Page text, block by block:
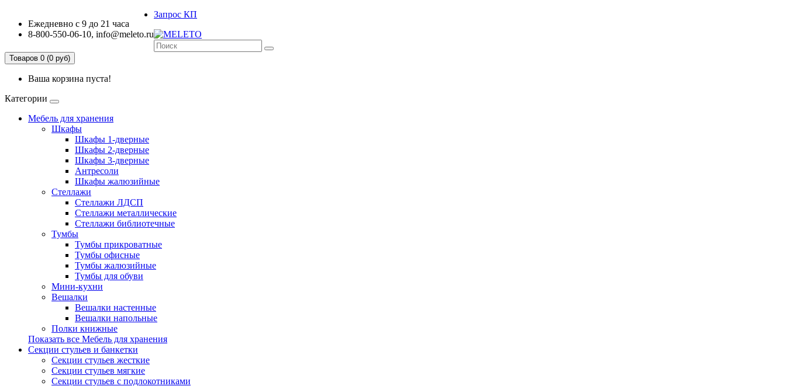
Ежедневно с 9 до 21 часа
8-800-550-06-10, info@meleto.ru
Запрос КП
Товаров 0 (0 pуб)
Ваша корзина пуста!
Категории
Мебель для хранения
Шкафы
Шкафы 1-дверные
Шкафы 2-дверные
Шкафы 3-дверные
Антресоли
Шкафы жалюзийные
Стеллажи
Стеллажи ЛДСП
Стеллажи металлические
Стеллажи библиотечные
Тумбы
Тумбы прикроватные
Тумбы офисные
Тумбы жалюзийные
Тумбы для обуви
Мини-кухни
Вешалки
Вешалки настенные
Вешалки напольные
Полки книжные
Показать все Мебель для хранения
Секции стульев и банкетки
Секции стульев жесткие
Секции стульев мягкие
Секции стульев с подлокотниками